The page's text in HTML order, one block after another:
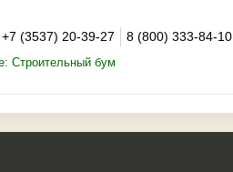
+7 (3537) 20-39-27 8 (800) 333-84-10
Строительный бум